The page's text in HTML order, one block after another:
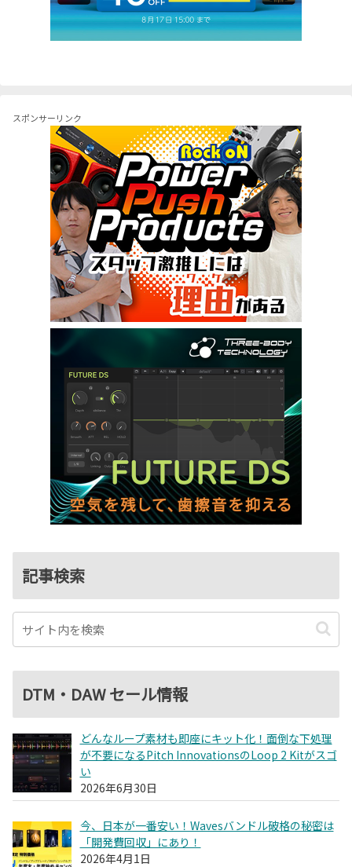
スポンサーリンク
記事検索
DTM・DAW セール情報
どんなループ素材も即座にキット化！面倒な下処理
が不要になるPitch InnovationsのLoop 2 Kitがスゴ
い
2026年6月30日
今、日本が一番安い！Wavesバンドル破格の秘密は
「開発費回収」にあり！
2026年4月1日